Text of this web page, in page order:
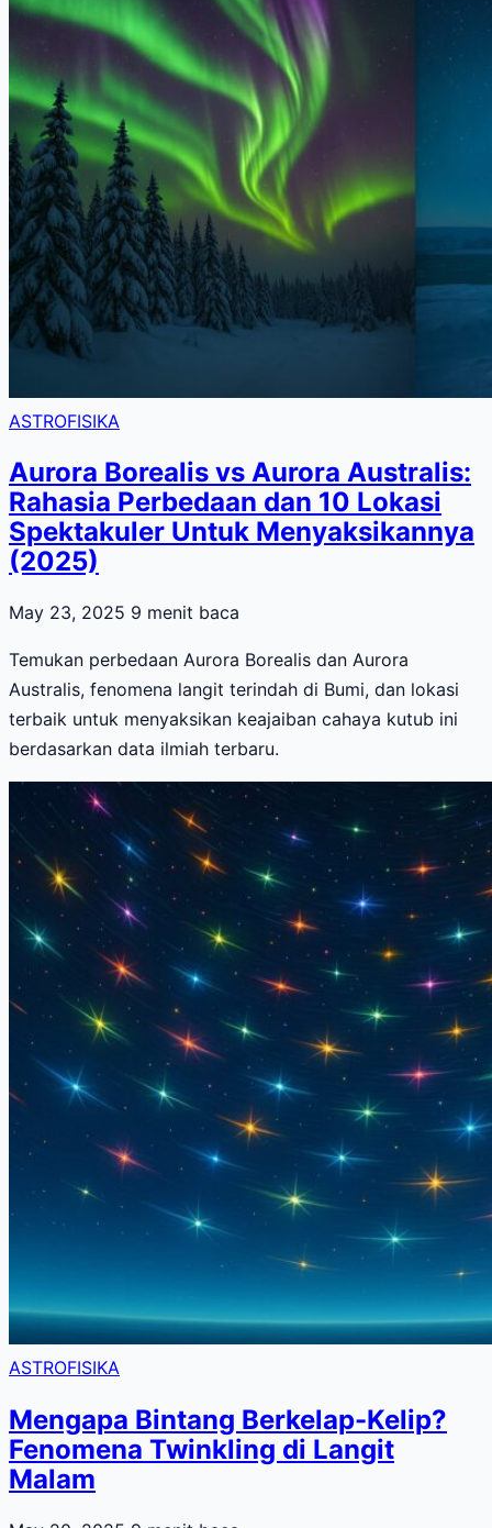
ASTROFISIKA
Aurora Borealis vs Aurora Australis:
Rahasia Perbedaan dan 10 Lokasi
Spektakuler Untuk Menyaksikannya
(2025)
May 23, 2025 9 menit baca
Temukan perbedaan Aurora Borealis dan Aurora
Australis, fenomena langit terindah di Bumi, dan lokasi
terbaik untuk menyaksikan keajaiban cahaya kutub ini
berdasarkan data ilmiah terbaru.
ASTROFISIKA
Mengapa Bintang Berkelap-Kelip?
Fenomena Twinkling di Langit
Malam